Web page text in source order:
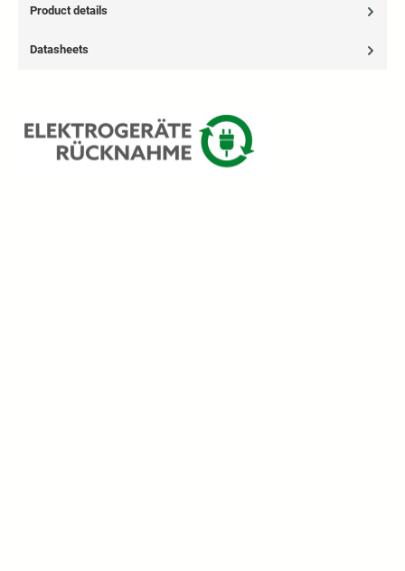
Product details
Datasheets